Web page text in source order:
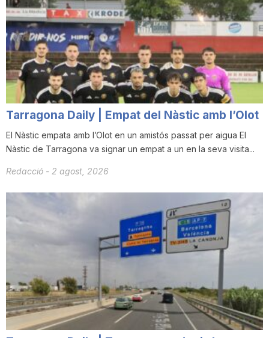
C
i
u
e
Tarragona Daily | Empat del Nàstic amb l’Olot
El Nàstic empata amb l’Olot en un amistós passat per aigua El
Nàstic de Tarragona va signar un empat a un en la seva visita...
Redacció - 2 agost, 2026